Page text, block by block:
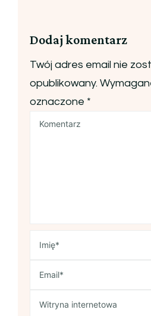
Dodaj komentarz
Twój adres email nie
opublikowany.
oznaczone *